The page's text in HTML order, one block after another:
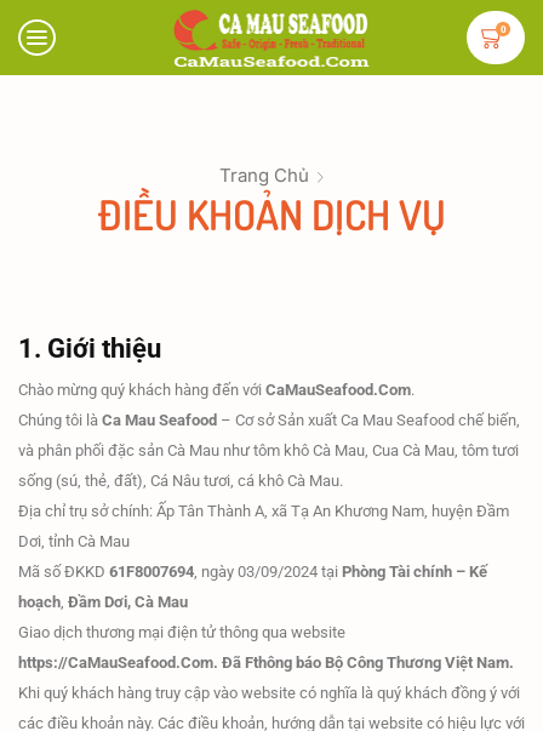
0
Trang Chủ
ĐIỀU KHOẢN DỊCH VỤ
1. Giới thiệu
Chào mừng quý khách hàng đến với CaMauSeafood.Com.
Chúng tôi là Ca Mau Seafood – Cơ sở Sản xuất Ca Mau Seafood chế biến,
và phân phối đặc sản Cà Mau như tôm khô Cà Mau, Cua Cà Mau, tôm tươi
sống (sú, thẻ, đất), Cá Nâu tươi, cá khô Cà Mau.
Địa chỉ trụ sở chính: Ấp Tân Thành A, xã Tạ An Khương Nam, huyện Đầm
Dơi, tỉnh Cà Mau
Mã số ĐKKD 61F8007694 , ngày 03/09/2024 tại Phòng Tài chính – Kế
hoạch Đầm Dơi, Cà Mau
Giao dịch thương mại điện tử thông qua website
https://CaMauSeafood.Com. Đã Fthông báo Bộ Công Thương Việt Nam.
Khi quý khách hàng truy cập vào website có nghĩa là quý khách đồng ý với
các điều khoản này. Các điều khoản, hướng dẫn tại website có hiệu lực với